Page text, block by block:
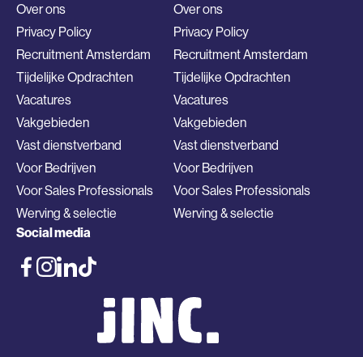
Over ons
Privacy Policy
Recruitment Amsterdam
Tijdelijke Opdrachten
Vacatures
Vakgebieden
Vast dienstverband
Voor Bedrijven
Voor Sales Professionals
Werving & selectie
Over ons
Privacy Policy
Recruitment Amsterdam
Tijdelijke Opdrachten
Vacatures
Vakgebieden
Vast dienstverband
Voor Bedrijven
Voor Sales Professionals
Werving & selectie
Social media